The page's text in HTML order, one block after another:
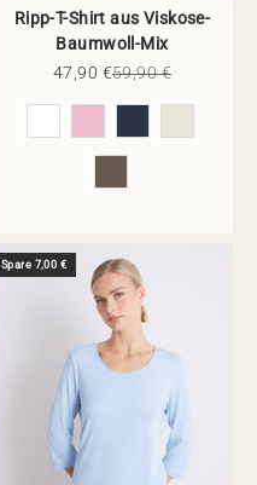
Ripp-T-Shirt aus Viskose-
Baumwoll-Mix
Angebot
47,90 €Regulärer Preis
59,90 €
Spare 7,00 €